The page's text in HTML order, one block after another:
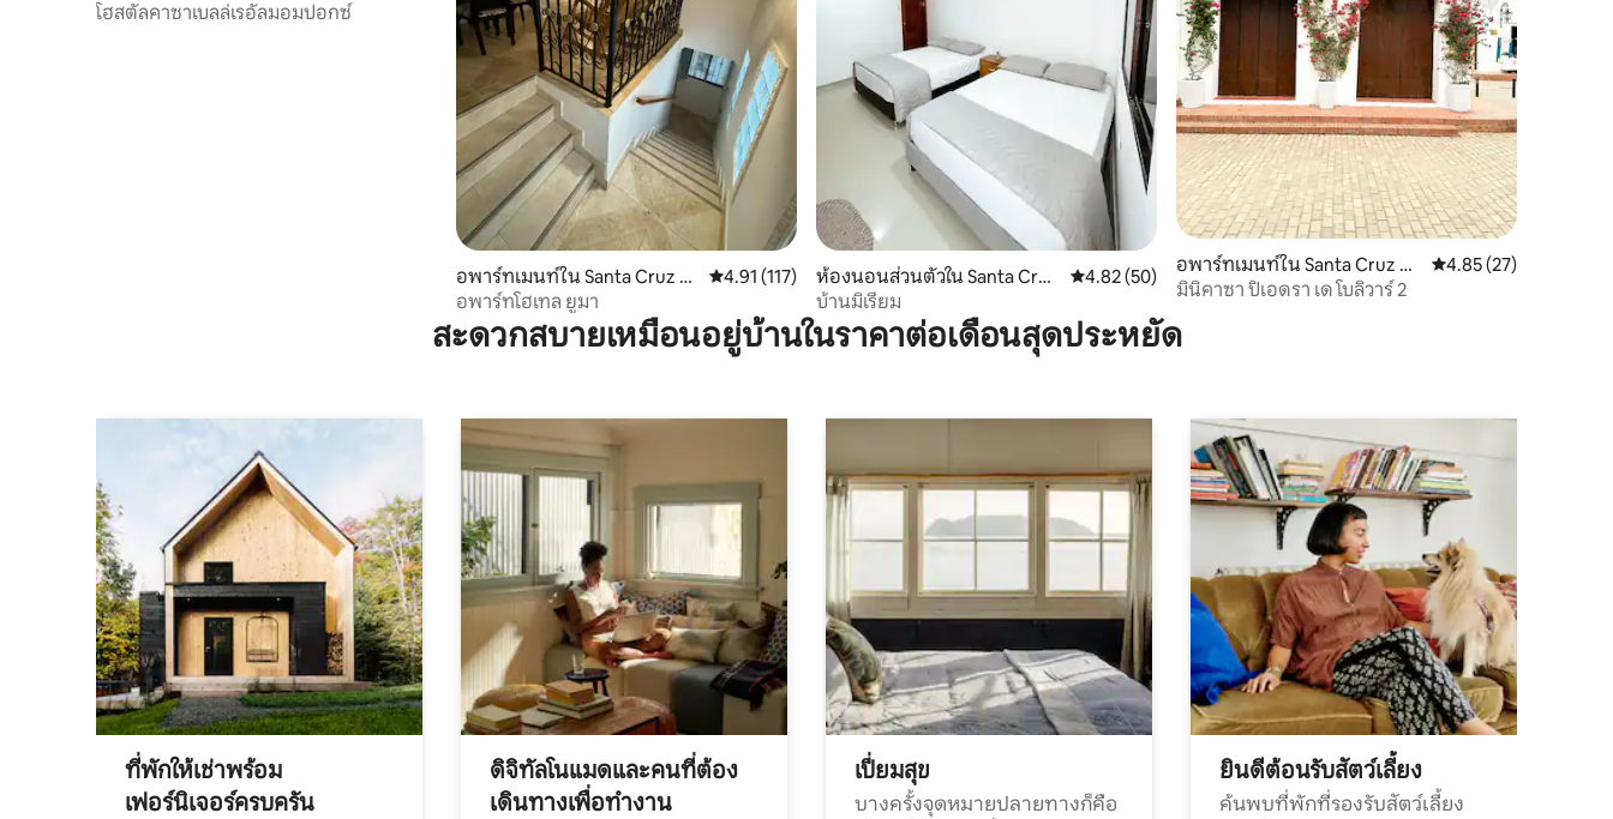
de Mompox
โฮสตัลคาซาเบลล่เรอัลมอมปอกซ์
อพาร์ทเมนท์ใน Santa Cruz de
Mompox
คะแนนเฉลี่ย 4.91 จาก 5, 117 รีวิว
4.91 (117)
อพาร์ทโฮเทล ยูมา
ห้องนอนส่วนตัวใน Santa Cruz
de Mompox
คะแนนเฉลี่ย 4.82 จาก 5, 50 รีวิว
4.82 (50)
บ้านมิเรียม
อพาร์ทเมนท์ใน Santa Cruz de
Mompox
คะแนนเฉลี่ย 4.85 จาก
4.85 (27)
มินิคาซา ปิเอดรา เด โบลิวาร์ 2
สะดวกสบายเหมือนอยู่บ้านในราคาต่อเดือนสุดประหยัด
ที่พักให้เช่าพร้อม
เฟอร์นิเจอร์ครบครัน
ดิจิทัลโนแมดและคนที่ต้อง
เดินทางเพื่อทำงาน
เปี่ยมสุข
บางครั้งจุดหมายปลายทางก็คือ
ยินดีต้อนรับสัตว์เลี้ยง
ค้นพบที่พักที่รองรับสัตว์เลี้ยง